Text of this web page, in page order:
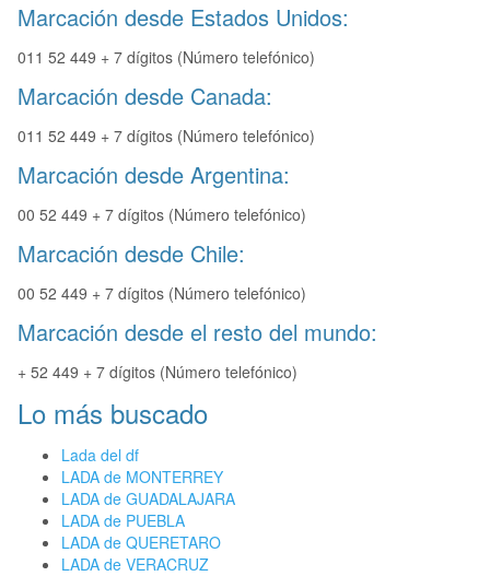
Marcación desde Estados Unidos:
011 52 449 + 7 dígitos (Número telefónico)
Marcación desde Canada:
011 52 449 + 7 dígitos (Número telefónico)
Marcación desde Argentina:
00 52 449 + 7 dígitos (Número telefónico)
Marcación desde Chile:
00 52 449 + 7 dígitos (Número telefónico)
Marcación desde el resto del mundo:
+ 52 449 + 7 dígitos (Número telefónico)
Lo más buscado
Lada del df
LADA de MONTERREY
LADA de GUADALAJARA
LADA de PUEBLA
LADA de QUERETARO
LADA de VERACRUZ